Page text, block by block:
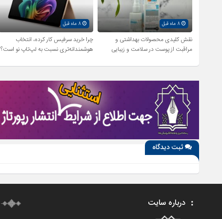
8 ماه قبل
نقش کلیدی محصولات بهداشتی و
مراقبت از پوست در سلامت و زیبایی
8 ماه قبل
چرا خرید سرفیس کار کرده، انتخاب
هوشمندانه‌تری نسبت به لپ‌تاپ نو است؟
ثبت دیدگاه
درباره سایت